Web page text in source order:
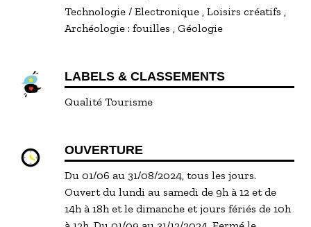
Technologie / Electronique Loisirs créatifs
Archéologie : fouilles
Géologie
LABELS & CLASSEMENTS
Qualité Tourisme
OUVERTURE
Du 01/06 au 31/08/2024, tous les jours.
Ouvert du lundi au samedi de 9h à 12 et de
14h à 18h et le dimanche et jours fériés de 10h